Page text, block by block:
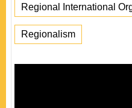
Regional International
Regionalism